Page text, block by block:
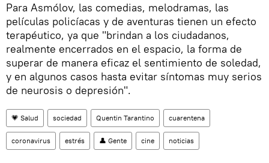
Para Asmólov, las comedias, melodramas, las
películas policíacas y de aventuras tienen un efecto
terapéutico, ya que "brindan a los ciudadanos,
realmente encerrados en el espacio, la forma de
superar de manera eficaz el sentimiento de soledad,
y en algunos casos hasta evitar síntomas muy serios
de neurosis o depresión".
💗 Salud sociedad Quentin Tarantino cuarentena
coronavirus estrés 👤 Gente cine noticias